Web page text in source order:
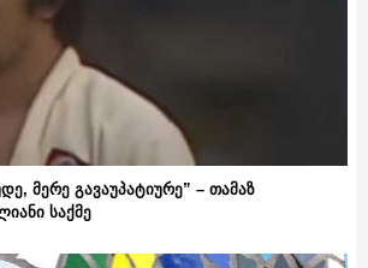
მერე გავაუპატიურე” – თამაზ
საქმე